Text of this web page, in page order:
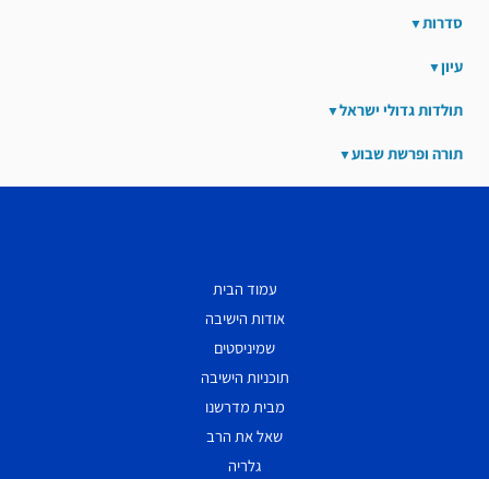
סדרות
עיון
תולדות גדולי ישראל
תורה ופרשת שבוע
עמוד הבית
אודות הישיבה
שמיניסטים
תוכניות הישיבה
מבית מדרשנו
שאל את הרב
גלריה